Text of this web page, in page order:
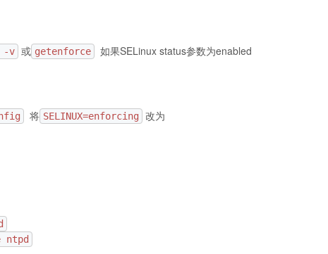
-v 或 getenforce 如果SELinux status参数为enabled
将 SELINUX=enforcing 改为
ntpd